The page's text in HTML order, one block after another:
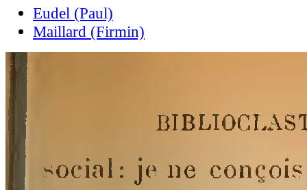
Eudel (Paul)
Maillard (Firmin)